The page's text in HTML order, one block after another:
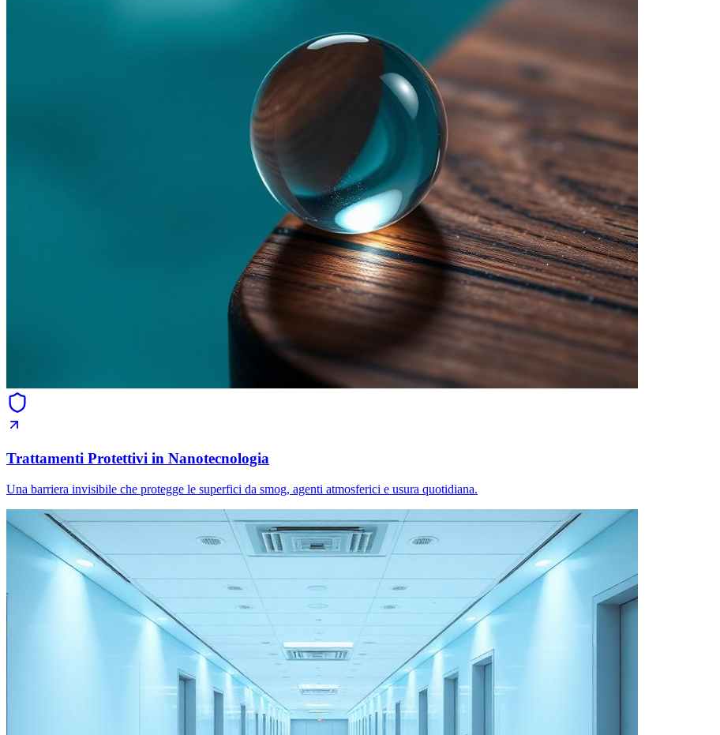
Trattamenti Protettivi in Nanotecnologia
Una barriera invisibile che protegge le superfici da smog, agenti atmosferici e usura quotidiana.